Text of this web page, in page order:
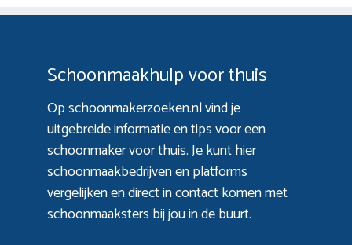
Schoonmaakhulp voor thuis
Op schoonmakerzoeken.nl vind je
uitgebreide informatie en tips voor een
schoonmaker voor thuis. Je kunt hier
schoonmaakbedrijven en platforms
vergelijken en direct in contact komen met
schoonmaaksters bij jou in de buurt.